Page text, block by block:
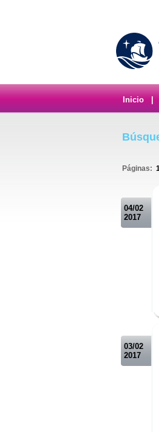
Inicio
Páginas:
04/02
2017
03/02
2017